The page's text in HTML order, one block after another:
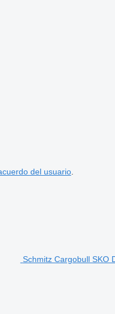
del usuario.
Schmitz Cargobull SKO